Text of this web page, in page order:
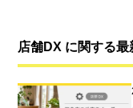
店舗DX に関する最